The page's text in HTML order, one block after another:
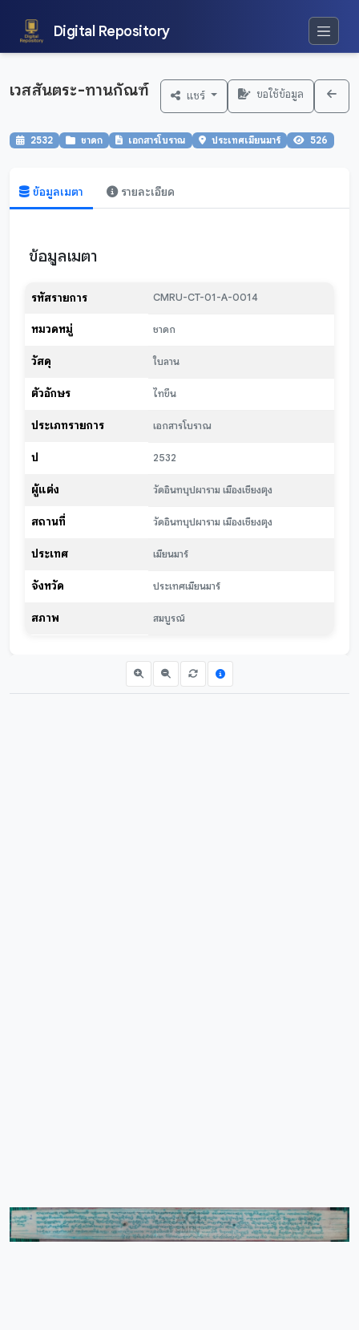
Digital Repository
เวสสันตระ-ทานกัณฑ์ แชร์ ขอใช้ข้อมูล
2532 ชาดก เอกสารโบราณ ประเทศเมียนมาร์ 526
ข้อมูลเมตา รายละเอียด
ข้อมูลเมตา
รหัสรายการ CMRU-CT-01-A-0014
หมวดหมู่ ชาดก
วัสดุ ใบลาน
ตัวอักษร ไทขึน
ประเภทรายการ เอกสารโบราณ
ปี 2532
ผู้แต่ง วัดอินทบุปผาราม เมืองเชียงตุง
สถานที่ วัดอินทบุปผาราม เมืองเชียงตุง
ประเทศ เมียนมาร์
จังหวัด ประเทศเมียนมาร์
สภาพ สมบูรณ์